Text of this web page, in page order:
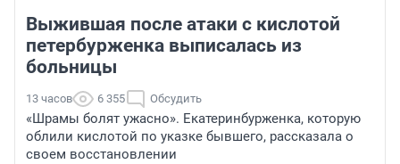
Выжившая после атаки с кислотой
петербурженка выписалась из
больницы
13 часов 6 355 Обсудить
«Шрамы болят ужасно». Екатеринбурженка, которую
облили кислотой по указке бывшего, рассказала о
своем восстановлении